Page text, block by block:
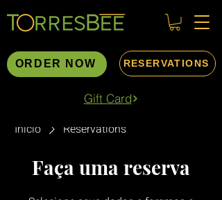
ORDER NOW RESERVATIONS
Gift Card
Início Reservations
Faça uma reserva